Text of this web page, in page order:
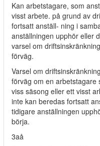
Kan arbetstagare, som
visst arbete. på grund av
fortsatt anställ- ning i
anställningen upphör eller
varsel om
förväg.
Varsel om
förväg om en arbetstagare
viss säsong eller ett visst
inte kan beredas fortsatt
tidigare anställningen
börja.
3aå